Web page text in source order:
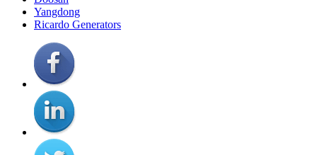
Yangdong
Ricardo Generators